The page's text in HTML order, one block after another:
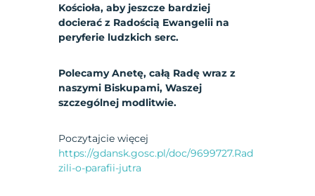
Kościoła, aby jeszcze bardziej
docierać z Radością Ewangelii na
peryferie ludzkich serc.
Polecamy Anetę, całą Radę wraz z
naszymi Biskupami, Waszej
szczególnej modlitwie.
Poczytajcie więcej
https://gdansk.gosc.pl/doc/9699727.Rad
zili-o-parafii-jutra